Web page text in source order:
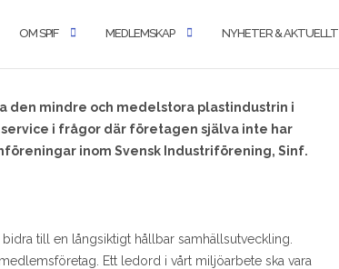
OM SPIF MEDLEMSKAP NYHETER & AKTUELLT
den mindre och medelstora plastindustrin i
i frågor där företagen själva inte har
inom Svensk Industriförening, Sinf.
till en långsiktigt hållbar samhällsutveckling.
Ett ledord i vårt miljöarbete ska vara